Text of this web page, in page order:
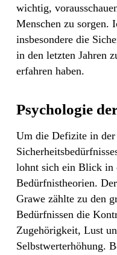
wichtig,
Menschen zu sorgen.
insbesondere die
in den letzten Jahren
erfahren haben.
Psychologie
Um die Defizite in
lohnt sich ein Blick in
Bedürfnistheorien.
Grawe zählte zu den
Bedürfnissen die
Zugehörigkeit, Lust
Selbstwerterhöhung.